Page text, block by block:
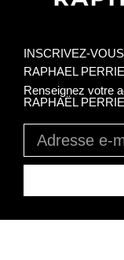
INSCRIVEZ-
RAPHAEL
Renseignez votre
RAPHAËL